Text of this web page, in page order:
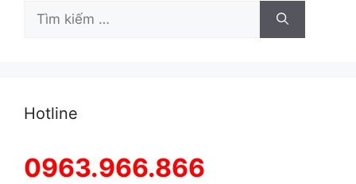
Tìm
kiếm
Hotline
0963.966.866